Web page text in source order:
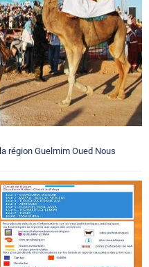
région Guelmim Oued Nous